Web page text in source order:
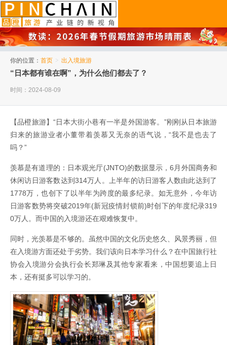
你的位置： 首页 > 出入境旅游
“日本都有谁在啊”，为什么他们都去了？
时间：2024-08-09
【品橙旅游】“日本大街小巷有一半是外国游客。”刚刚从日本旅游
归来的旅游业者小董带着羡慕又无奈的语气说，“我不是也去了
吗？”
羡慕是有道理的：日本观光厅(JNTO)的数据显示，6月外国商务和
休闲访日游客数达到314万人。上半年的访日游客人数由此达到了
1778万，也创下了以半年为跨度的最多纪录。如无意外，今年访
日游客数势将突破2019年(新冠疫情封锁前)时创下的年度纪录319
0万人。而中国的入境游还在艰难恢复中。
同时，光羡慕是不够的。虽然中国的文化历史悠久、风景秀丽，但
在入境游方面还处于劣势。我们该向日本学习什么？在中国旅行社
协会入境游分会执行会长郑琳及其他专家看来，中国想要追上日
本，还有挺多可以学习的。